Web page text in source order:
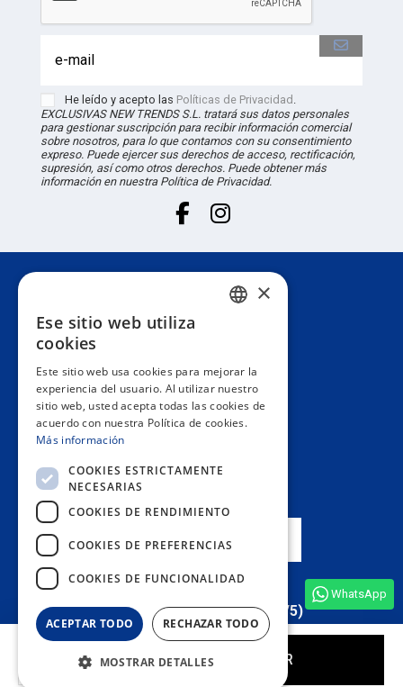
COMPRAR
He leído y acepto las Políticas de Privacidad
EXCLUSIVAS NEW TRENDS S.L. tratará sus datos personales
para gestionar suscripción para recibir información comercial
sobre nosotros, para lo que contamos con su consentimiento
expreso. Puede ejercer sus derechos de acceso, rectificación,
supresión, así como otros derechos. Puede obtener más
información en nuestra Política de Privacidad.
Información
Área privada
Contacto
NUESTRAS TIENDAS
Ver todas las opiniones de la tienda (4,9/5)
WhatsApp
ENGLISH
ITALIAN
×
Ese sitio web utiliza
cookies
Este sitio web usa cookies para mejorar la
experiencia del usuario. Al utilizar nuestro
sitio web, usted acepta todas las cookies de
acuerdo con nuestra Política de cookies.
Más información
COOKIES ESTRICTAMENTE
NECESARIAS
COOKIES DE RENDIMIENTO
COOKIES DE PREFERENCIAS
COOKIES DE FUNCIONALIDAD
ACEPTAR TODO RECHAZAR TODO
MOSTRAR DETALLES